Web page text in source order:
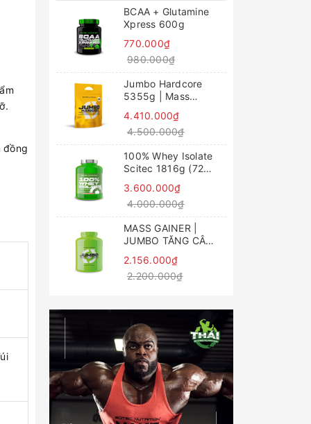
đồng
BCAA + Glutamine
Xpress 600g
770.000₫
980.000₫
Jumbo Hardcore
5355g | Mass
tăng cơ
4.410.000₫
4.500.000₫
100% Whey Isolate
Scitec 1816g (72
3.600.000₫
4.000.000₫
MASS GAINER |
JUMBO TĂNG CÂN
2.156.000₫
2.200.000₫